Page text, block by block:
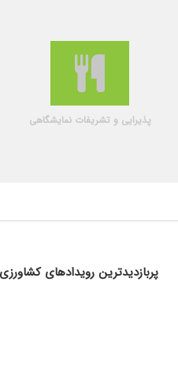
پذیرایی و تشریفات نمایشگاهی
پربازدیدترین رویدادهای